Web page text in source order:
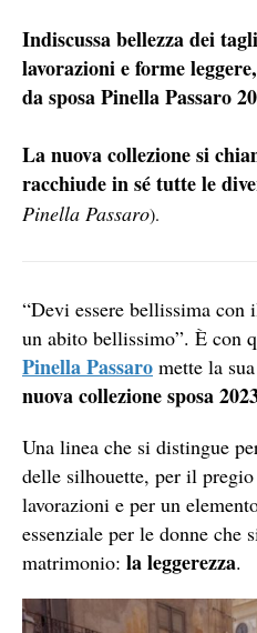
Indiscussa bellezza dei
lavorazioni e forme
da sposa Pinella Passaro
La nuova collezione si
racchiude in sé tutte le
Pinella Passaro).
“Devi essere bellissima con
un abito bellissimo”. È con
Pinella Passaro mette la
nuova collezione sposa
Una linea che si distingue
delle silhouette, per il
lavorazioni e per un
essenziale per le donne che
matrimonio: la leggerezza.